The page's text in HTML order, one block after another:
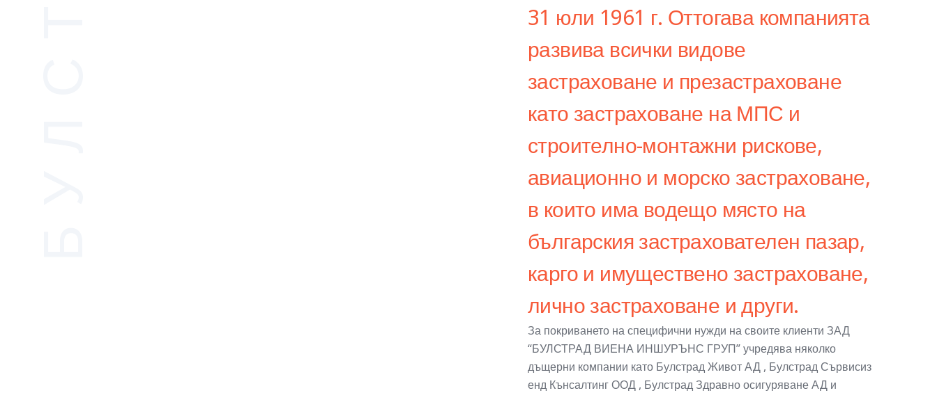
31 юли 1961 г. Оттогава компанията
развива всички видове
застраховане и презастраховане
като застраховане на МПС и
строително-монтажни рискове,
авиационно и морско застраховане,
в които има водещо място на
българския застрахователен пазар,
карго и имуществено застраховане,
лично застраховане и други.
За покриването на специфични нужди на своите клиенти ЗАД
“БУЛСТРАД ВИЕНА ИНШУРЪНС ГРУП” учредява няколко
дъщерни компании като Булстрад Живот АД , Булстрад Сървисиз
енд Кънсалтинг ООД , Булстрад Здравно осигуряване АД и